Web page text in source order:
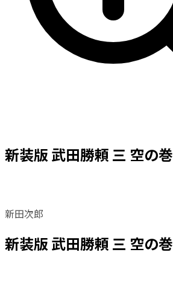
新装版 武田勝頼 三 空の巻
新田次郎
新装版 武田勝頼 三 空の巻